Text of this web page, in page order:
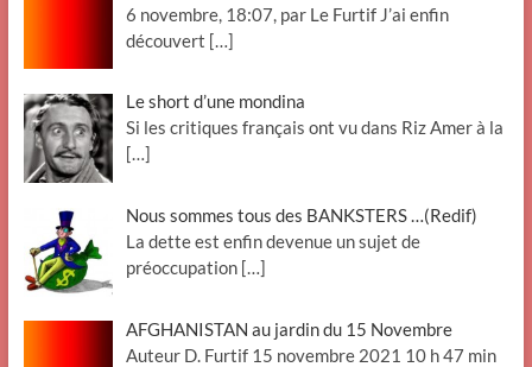
6 novembre, 18:07, par Le Furtif J’ai enfin
découvert […]
Le short d’une mondina
Si les critiques français ont vu dans Riz Amer à la
[…]
Nous sommes tous des BANKSTERS …(Redif)
La dette est enfin devenue un sujet de
préoccupation […]
AFGHANISTAN au jardin du 15 Novembre
Auteur D. Furtif 15 novembre 2021 10 h 47 min